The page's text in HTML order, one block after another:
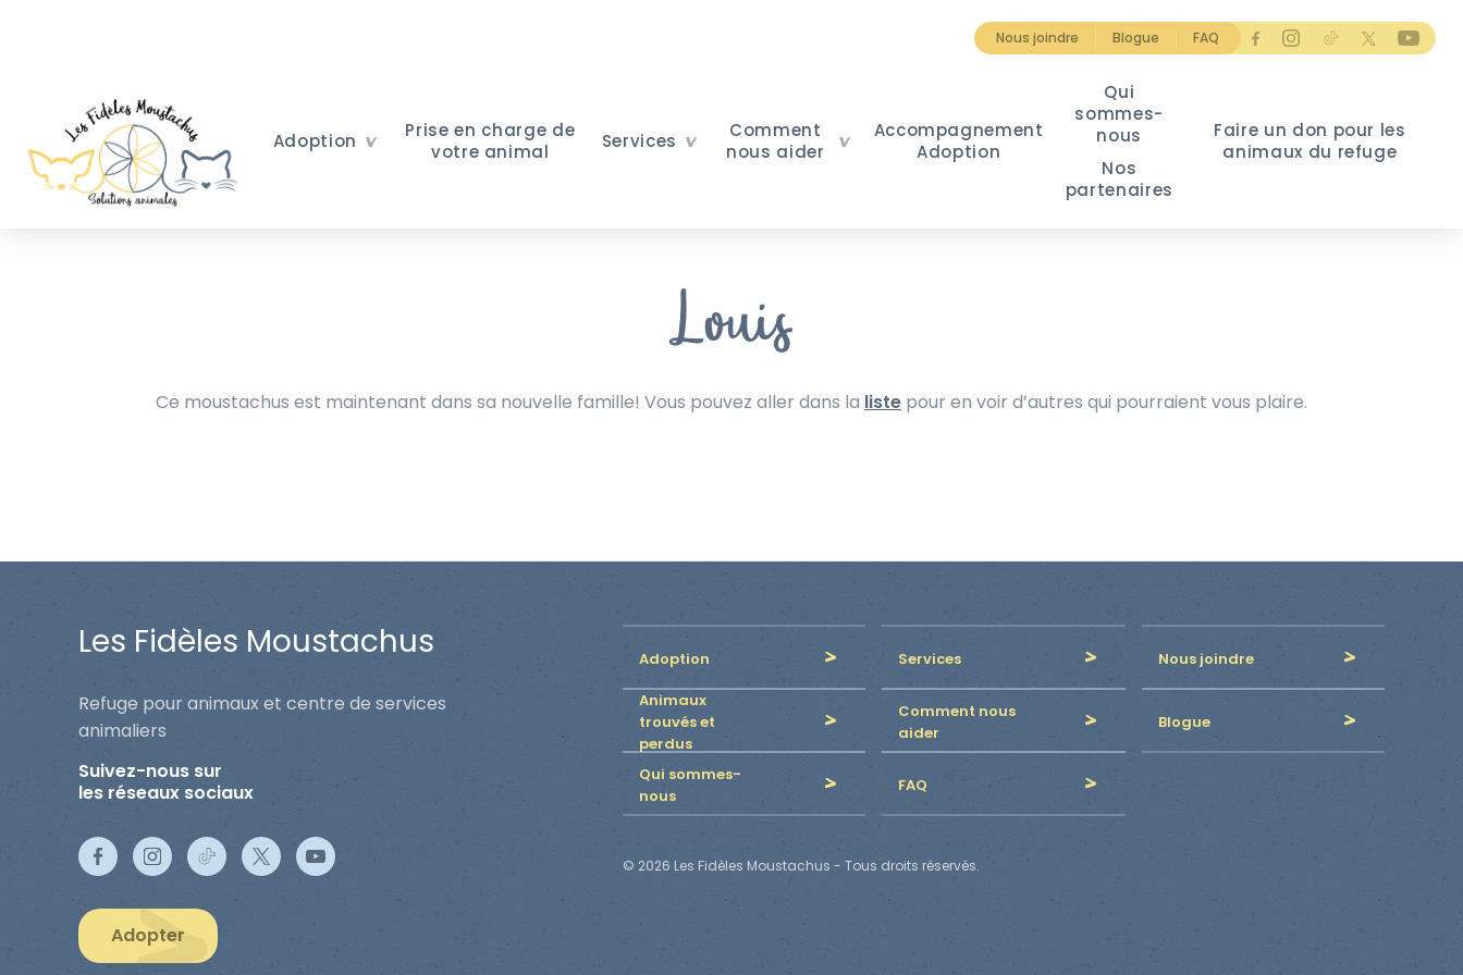
Nous joindre Blogue FAQ
Adoption
Prise en charge de
votre animal
Services
Comment
nous aider
Accompagnement
Adoption
Qui
sommes-
nous
Nos
partenaires
Faire un don pour les
animaux du refuge
Louis
Ce moustachus est maintenant dans sa nouvelle famille! Vous pouvez aller dans la liste pour en voir d’autres qui pourraient vous plaire.
Les Fidèles Moustachus
Refuge pour animaux et centre de services
animaliers
Suivez-nous sur
les réseaux sociaux
Adopter
Adoption Services
Nous joindre
Animaux
trouvés et
perdus
Comment nous
aider
Blogue
Qui sommes-
nous
FAQ
© 2026 Les Fidèles Moustachus - Tous droits réservés.